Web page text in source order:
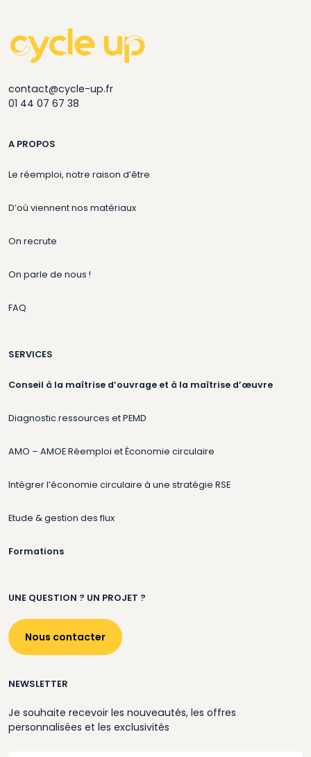
contact@cycle-up.fr
01 44 07 67 38
A PROPOS
Le réemploi, notre raison d’être
D’où viennent nos matériaux
On recrute
On parle de nous !
FAQ
SERVICES
Conseil à la maîtrise d’ouvrage et à la maîtrise d’œuvre
Diagnostic ressources et PEMD
AMO – AMOE Réemploi et Économie circulaire
Intégrer l’économie circulaire à une stratégie RSE
Etude & gestion des flux
Formations
UNE QUESTION ? UN PROJET ?
Nous contacter
NEWSLETTER
Je souhaite recevoir les nouveautés, les offres
personnalisées et les exclusivités